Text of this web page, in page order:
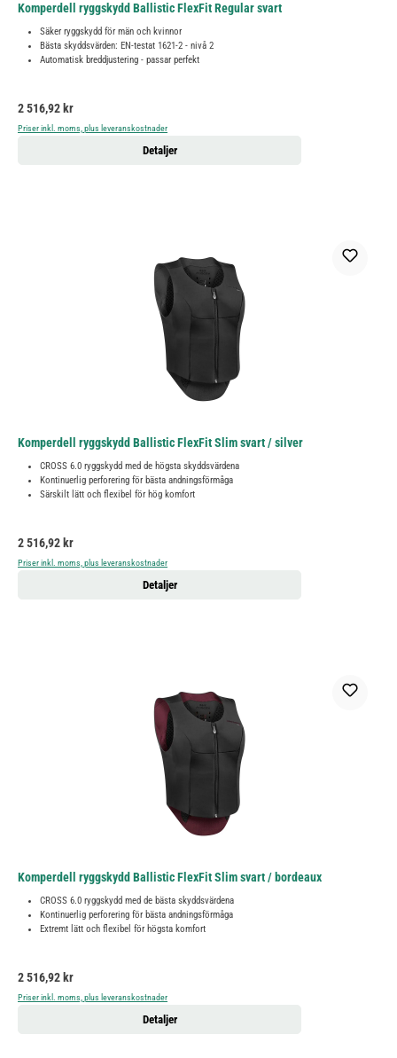
Komperdell ryggskydd Ballistic FlexFit Regular svart
Säker ryggskydd för män och kvinnor
Bästa skyddsvärden: EN-testat 1621-2 - nivå 2
Automatisk breddjustering - passar perfekt
Ordinarie pris:
2 516,92 kr
Priser inkl. moms, plus leveranskostnader
Detaljer
Komperdell ryggskydd Ballistic FlexFit Slim svart / silver
CROSS 6.0 ryggskydd med de högsta skyddsvärdena
Kontinuerlig perforering för bästa andningsförmåga
Särskilt lätt och flexibel för hög komfort
Ordinarie pris:
2 516,92 kr
Priser inkl. moms, plus leveranskostnader
Detaljer
Komperdell ryggskydd Ballistic FlexFit Slim svart / bordeaux
CROSS 6.0 ryggskydd med de bästa skyddsvärdena
Kontinuerlig perforering för bästa andningsförmåga
Extremt lätt och flexibel för högsta komfort
Ordinarie pris:
2 516,92 kr
Priser inkl. moms, plus leveranskostnader
Detaljer